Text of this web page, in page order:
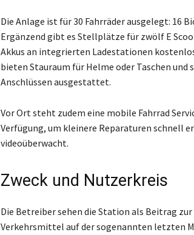
Die Anlage ist für 30 Fahrräder ausgelegt: 16
Ergänzend gibt es Stellplätze für zwölf E
Akkus an integrierten Ladestationen
bieten Stauraum für Helme oder Taschen und
Anschlüssen ausgestattet.
Vor Ort steht zudem eine mobile Fahrrad
Verfügung, um kleinere Reparaturen schnell
videoüberwacht.
Zweck und Nutzerkreis
Die Betreiber sehen die Station als Beitrag
Verkehrsmittel auf der sogenannten letzten